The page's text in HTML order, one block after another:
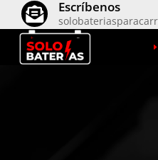
 Escríbenos